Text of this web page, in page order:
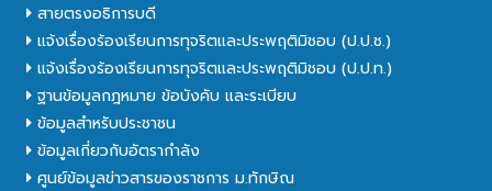
สายตรงอธิการบดี
แจ้งเรื่องร้องเรียนการทุจริตและประพฤติมิชอบ (ป.ป.ช.)
แจ้งเรื่องร้องเรียนการทุจริตและประพฤติมิชอบ (ป.ป.ท.)
ฐานข้อมูลกฎหมาย ข้อบังคับ และระเบียบ
ข้อมูลสำหรับประชาชน
ข้อมูลเกี่ยวกับอัตรากำลัง
ศูนย์ข้อมูลข่าวสารของราชการ ม.ทักษิณ